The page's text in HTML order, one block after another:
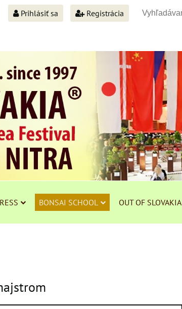
Prihlásiť sa Registrácia
BONSAI SCHOOL OUT OF SLOVAKIA